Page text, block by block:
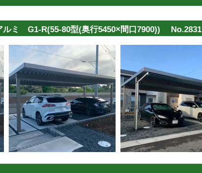
ミ G1-R(55-80型(奥行5450×間口7900)) No.2831